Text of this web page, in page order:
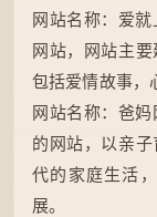
网站名称：
网站，网站主
包括爱情故事，
网站名称：
的网站，以亲
代的家庭生活
展。